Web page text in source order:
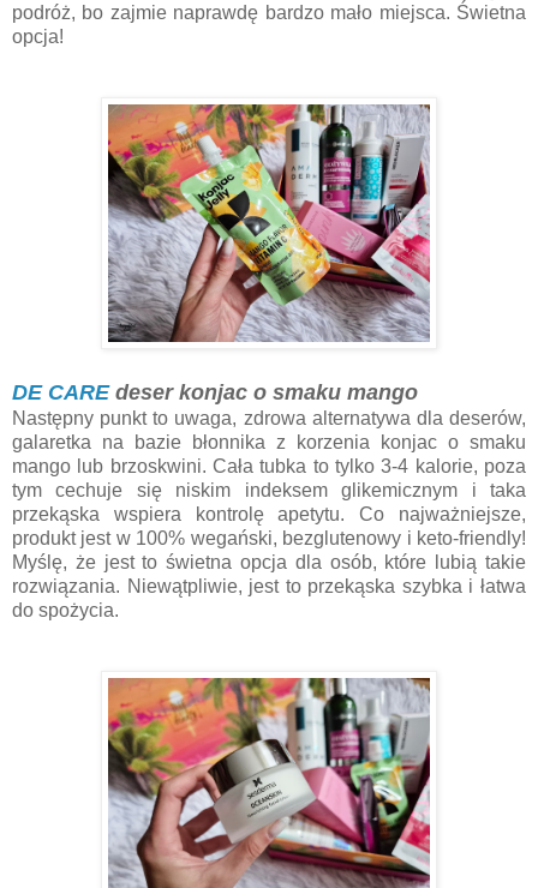
podróż, bo zajmie naprawdę bardzo mało miejsca. Świetna
opcja!
DE CAREdeser konjac o smaku mango
Następny punkt to uwaga, zdrowa alternatywa dla deserów,
galaretka na bazie błonnika z korzenia konjac o smaku
mango lub brzoskwini. Cała tubka to tylko 3-4 kalorie, poza
tym cechuje się niskim indeksem glikemicznym i taka
przekąska wspiera kontrolę apetytu. Co najważniejsze,
produkt jest w 100% wegański, bezglutenowy i keto-friendly!
Myślę, że jest to świetna opcja dla osób, które lubią takie
rozwiązania. Niewątpliwie, jest to przekąska szybka i łatwa
do spożycia.